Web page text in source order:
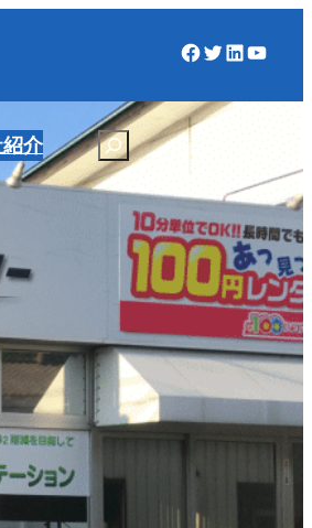
Facebook Twitter LinkedIn YouTube
介
S
e